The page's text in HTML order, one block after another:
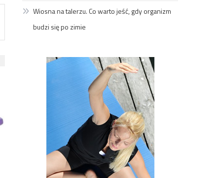
Wiosna na talerzu. Co warto jeść, gdy organizm
budzi się po zimie